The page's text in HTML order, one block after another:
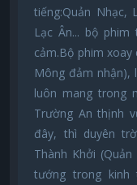
tiếng:Quản Nhạc,
Lạc Ân... bộ
cảm.Bộ phim
Mông đảm nhận),
luôn mang trong
Trường An thịnh
đây, thì duyên
Thành Khởi
tướng trong kinh